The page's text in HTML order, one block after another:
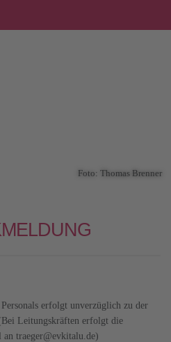
Foto: Thomas Brenner
erfolgt unverzüglich zu der
Leitungskräften erfolgt die
traeger@evkitalu.de)